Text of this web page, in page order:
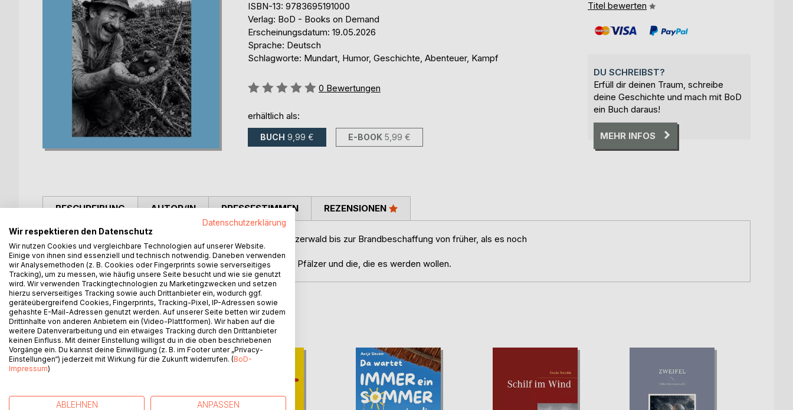
ISBN-13: 9783695191000
Verlag: BoD - Books on Demand
Erscheinungsdatum: 19.05.2026
Sprache: Deutsch
Schlagworte: Mundart, Humor, Geschichte, Abenteuer, Kampf
Bewertung::
0 Bewertungen
erhältlich als:
BUCH 9,99 € E-BOOK 5,99 €
Titel bewerten
DU SCHREIBST?
Erfüll dir deinen Traum, schreibe
deine Geschichte und mach mit BoD
ein Buch daraus!
MEHR INFOS
BESCHREIBUNG
Vom totalen Krieg im Garten über Elwetritschejagd im Pfälzerwald bis zur Brandbeschaffung von früher, als es noch
Winter gab.
Lustige, ernste, lehrreiche Gedichten in Mundart für echte Pfälzer und die, die es werden wollen.
AUTOR/IN PRESSESTIMMEN REZENSIONEN
WEITERE TITEL BEIBoD
Datenschutzerklärung
Wir respektieren den Datenschutz
Wir nutzen Cookies und vergleichbare Technologien auf unserer Website.
Einige von ihnen sind essenziell und technisch notwendig. Daneben verwenden
wir Analysemethoden (z. B. Cookies oder Fingerprints sowie serverseitiges
Tracking), um zu messen, wie häufig unsere Seite besucht und wie sie genutzt
wird. Wir verwenden Trackingtechnologien zu Marketingzwecken und setzen
hierzu serverseitiges Tracking sowie auch Drittanbieter ein, wodurch ggf.
geräteübergreifend Cookies, Fingerprints, Tracking-Pixel, IP-Adressen sowie
gehashte E-Mail-Adressen genutzt werden. Auf unserer Seite betten wir zudem
Drittinhalte von anderen Anbietern ein (Video-Plattformen). Wir haben auf die
weitere Datenverarbeitung und ein etwaiges Tracking durch den Drittanbieter
keinen Einfluss. Mit deiner Einstellung willigst du in die oben beschriebenen
Vorgänge ein. Du kannst deine Einwilligung (z. B. im Footer unter „Privacy-
Einstellungen“) jederzeit mit Wirkung für die Zukunft widerrufen. (BoD-
Impressum)
ABLEHNEN ANPASSEN